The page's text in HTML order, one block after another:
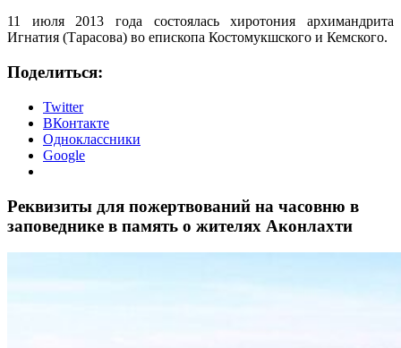
11 июля 2013 года состоялась хиротония архимандрита
Игнатия (Тарасова) во епископа Костомукшского и Кемского.
Поделиться:
Twitter
ВКонтакте
Одноклассники
Google
Реквизиты для пожертвований на часовню в
заповеднике в память о жителях Аконлахти